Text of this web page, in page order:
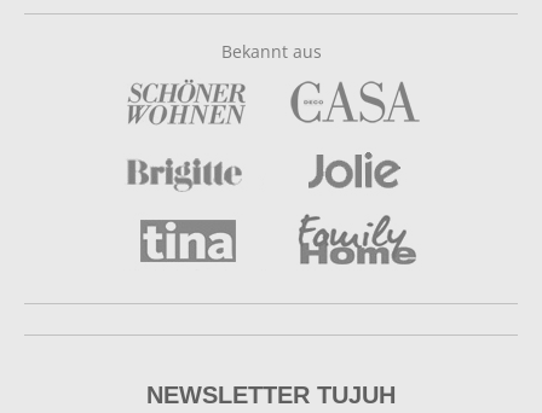
Bekannt aus
NEWSLETTER TUJUH